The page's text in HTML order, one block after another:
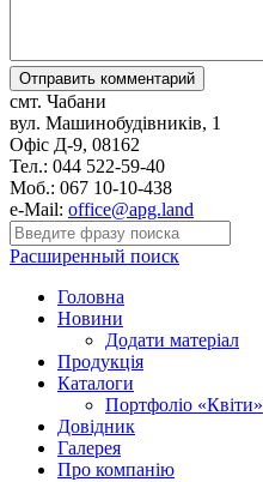
смт. Чабани
вул. Машинобудівників, 1
Офіс Д-9, 08162
Тел.: 044 522-59-40
Моб.: 067 10-10-438
e-Mail: office@apg.land
Расширенный поиск
Головна
Новини
Додати матеріал
Продукція
Каталоги
Портфоліо «Квіти»
Довідник
Галерея
Про компанію